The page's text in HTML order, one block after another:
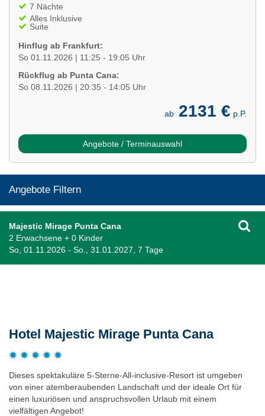
7 Nächte
Alles Inklusive
Suite
Hinflug ab Frankfurt:
So 01.11.2026 | 11:25 - 19:05 Uhr
Rückflug ab Punta Cana:
So 08.11.2026 | 20:35 - 14:05 Uhr
ab 2131 € p.P.
Angebote / Terminauswahl
Angebote Filtern
Majestic Mirage Punta Cana
2 Erwachsene + 0 Kinder
So, 01.11.2026 - So., 31.01.2027, 7 Tage
Hotel Majestic Mirage Punta Cana
Dieses spektakuläre 5-Sterne-All-inclusive-Resort ist umgeben
von einer atemberaubenden Landschaft und der ideale Ort für
einen luxuriösen und anspruchsvollen Urlaub mit einem
vielfältigen Angebot!